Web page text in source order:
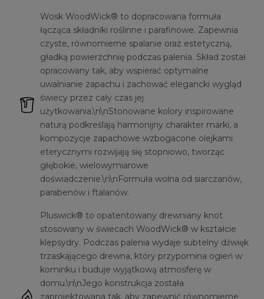
Wosk WoodWick® to dopracowana formuła
łącząca składniki roślinne i parafinowe. Zapewnia
czyste, równomierne spalanie oraz estetyczną,
gładką powierzchnię podczas palenia. Skład został
opracowany tak, aby wspierać optymalne
uwalnianie zapachu i zachować elegancki wygląd
świecy przez cały czas jej
użytkowania.\n\nStonowane kolory inspirowane
naturą podkreślają harmonijny charakter marki, a
kompozycje zapachowe wzbogacone olejkami
eterycznymi rozwijają się stopniowo, tworząc
głębokie, wielowymiarowe
doświadczenie.\n\nFormuła wolna od siarczanów,
parabenów i ftalanów.
Pluswick® to opatentowany drewniany knot
stosowany w świecach WoodWick® w kształcie
klepsydry. Podczas palenia wydaje subtelny dźwięk
trzaskającego drewna, który przypomina ogień w
kominku i buduje wyjątkową atmosferę w
domu.\n\nJego konstrukcja została
zaprojektowana tak, aby zapewnić równomierne